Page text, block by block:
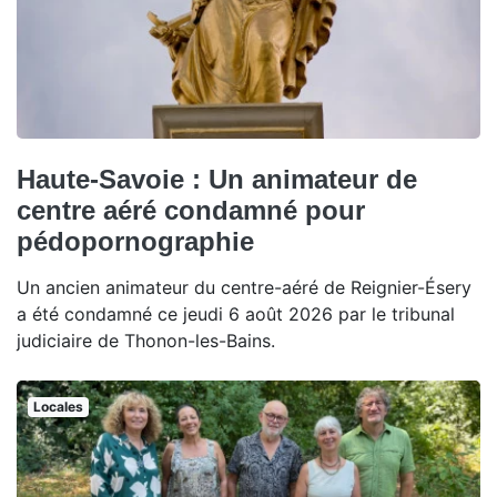
Haute-Savoie : Un animateur de
centre aéré condamné pour
pédopornographie
Un ancien animateur du centre-aéré de Reignier-Ésery
a été condamné ce jeudi 6 août 2026 par le tribunal
judiciaire de Thonon-les-Bains.
Locales